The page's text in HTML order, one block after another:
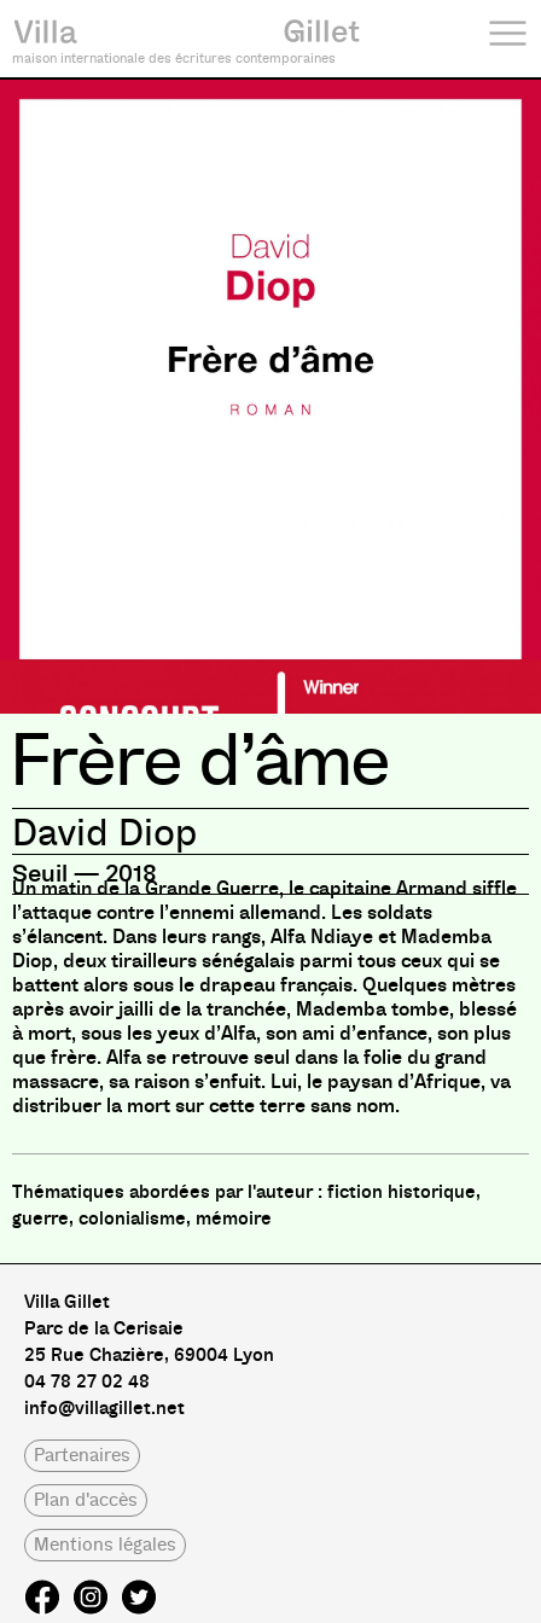
maison internationale des écritures contemporaines
Frère d’âme
David Diop
Seuil —2018
Un matin de la Grande Guerre, le capitaine Armand siffle
l’attaque contre l’ennemi allemand. Les soldats
s’élancent. Dans leurs rangs, Alfa Ndiaye et Mademba
Diop, deux tirailleurs sénégalais parmi tous ceux qui se
battent alors sous le drapeau français. Quelques mètres
après avoir jailli de la tranchée, Mademba tombe, blessé
à mort, sous les yeux d’Alfa, son ami d’enfance, son plus
que frère. Alfa se retrouve seul dans la folie du grand
massacre, sa raison s’enfuit. Lui, le paysan d’Afrique, va
distribuer la mort sur cette terre sans nom.
fiction historique,
guerre, colonialisme, mémoire
Villa Gillet
Parc de la Cerisaie
25 Rue Chazière, 69004 Lyon
04 78 27 02 48
info@villagillet.net
Partenaires
Plan d'accès
Mentions légales